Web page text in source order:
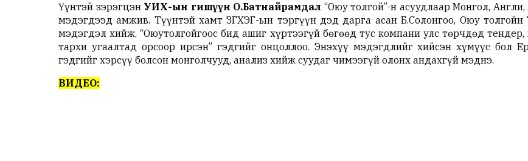
Үүнтэй зэрэгцэн УИХ-ын гишүүн О.Батнайрамдал “Оюу толгой”-н асуудлаар Монгол,
мэдэгдээд амжив. Түүнтэй хамт ЗГХЭГ-ын тэргүүн дэд дарга асан Б.Солонгоо, Оюу
мэдэгдэл хийж, “Оюутолгойгоос бид ашиг хүртээгүй бөгөөд тус компани улс төрчдөд
тархи угаалтад орсоор ирсэн” гэдгийг онцоллоо. Энэхүү мэдэгдлийг хийсэн хүмүүс бол
гэдгийг хэрсүү болсон монголчууд, анализ хийж суудаг чимээгүй олонх андахгүй мэднэ.
ВИДЕО: